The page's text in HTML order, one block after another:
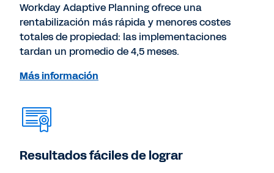
Workday Adaptive Planning ofrece una
rentabilización más rápida y menores costes
totales de propiedad: las implementaciones
tardan un promedio de 4,5 meses.
Más información
Resultados fáciles de lograr